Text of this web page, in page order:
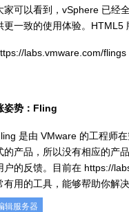
以看到，vSphere 已经全
更一致的使用体验。
labs.vmware.com/flings
势：Fling
是由 VMware 的工程师在
的产品，所以没有相应的产
户的反馈。目前在 https://
有用的工具，能够帮助你解
辑服务器